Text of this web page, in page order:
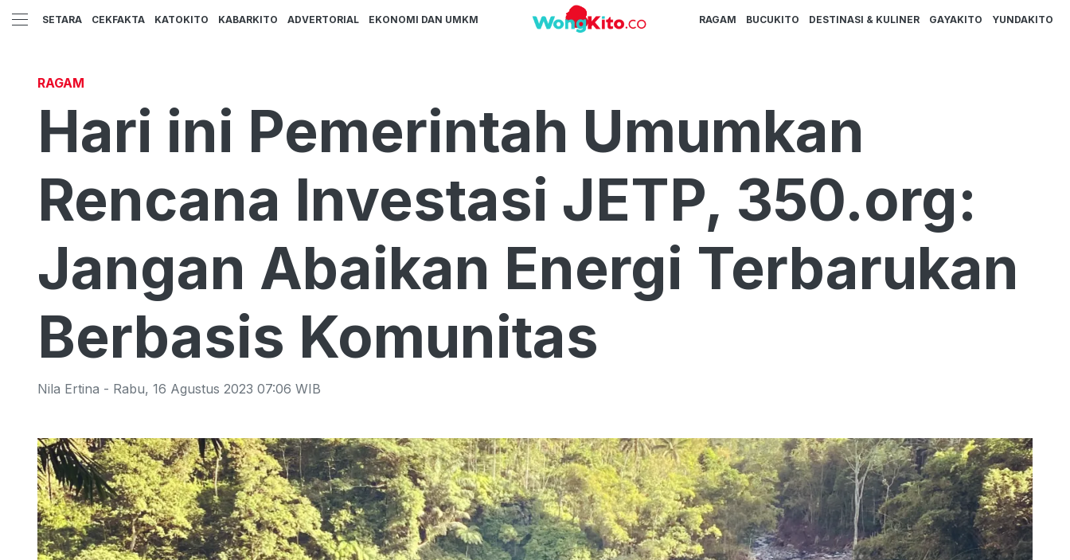
SETARA CEKFAKTA KATOKITO KABARKITO ADVERTORIAL EKONOMI DAN UMKM RAGAM BUCUKITO DESTINASI & KULINER GAYAKITO YUNDAKITO
RAGAM
Hari ini Pemerintah Umumkan
Rencana Investasi JETP, 350.org:
Jangan Abaikan Energi Terbarukan
Berbasis Komunitas
Nila Ertina - Rabu, 16 Agustus 2023 07:06 WIB